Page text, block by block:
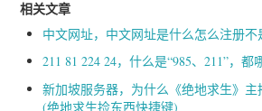
相关文章
中文网址，中文网址是什么怎么注册不
211 81 224 24，什么是“985、211”，都
新加坡服务器，为什么《绝地求生》
(绝地求生捡东西快捷键)